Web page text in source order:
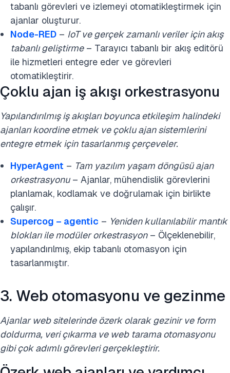
tabanlı görevleri ve izlemeyi otomatikleştirmek için
ajanlar oluşturur.
Node-RED – IoT ve gerçek zamanlı veriler için akış
tabanlı geliştirme– Tarayıcı tabanlı bir akış editörü
ile hizmetleri entegre eder ve görevleri
otomatikleştirir.
Çoklu ajan iş akışı orkestrasyonu
Yapılandırılmış iş akışları boyunca etkileşim halindeki
ajanları koordine etmek ve çoklu ajan sistemlerini
entegre etmek için tasarlanmış çerçeveler.
HyperAgent – Tam yazılım yaşam döngüsü ajan
orkestrasyonu– Ajanlar, mühendislik görevlerini
planlamak, kodlamak ve doğrulamak için birlikte
çalışır.
Supercog – agentic – Yeniden kullanılabilir mantık
blokları ile modüler orkestrasyon– Ölçeklenebilir,
yapılandırılmış, ekip tabanlı otomasyon için
tasarlanmıştır.
3. Web otomasyonu ve gezinme
Ajanlar web sitelerinde özerk olarak gezinir ve form
doldurma, veri çıkarma ve web tarama otomasyonu
gibi çok adımlı görevleri gerçekleştirir.